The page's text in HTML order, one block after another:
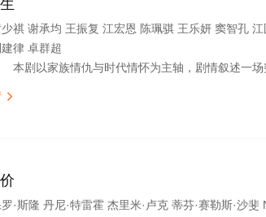
谢承均 王振复 江宏恩 陈珮骐 王乐妍 窦智孔 江国宾 岳虹 张琴 黄玉荣 德馨 星卉 刘晓忆 马幼兴 林佑星 陈小菁 苗真 林萱瑜 陈谦文‬
律 卓群超
家族情仇与时代情怀为主轴，剧情叙述一场突如其来的意外，让「五秀园」的传奇厨神总舖师万里师(刘汉强 饰)蒙冤身亡，爱女(王乐妍 饰)坠海失踪，往日并肩打拼的四位弟子: 大师兄(窦智孔 饰)二师姐(星卉 饰)三师兄(谢承均 饰)与小师弟(王振复 饰)也因此分崩离析，曾经名噪一时的五秀

·斯隆 丹尼·特雷霍 杰里米·卢克 蒂芬·赛勒斯·沙斐 Nazo Bravo Sophie Blondin Marcus